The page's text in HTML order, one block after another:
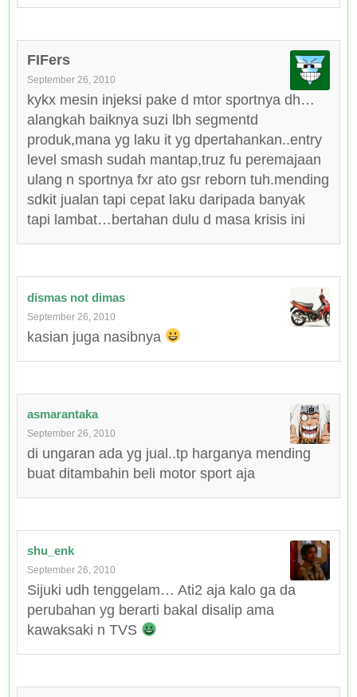
FIFers
September 26, 2010
kykx mesin injeksi pake d mtor sportnya dh…
alangkah baiknya suzi lbh segmentd
produk,mana yg laku it yg dpertahankan..entry
level smash sudah mantap,truz fu peremajaan
ulang n sportnya fxr ato gsr reborn tuh.mending
sdkit jualan tapi cepat laku daripada banyak
tapi lambat…bertahan dulu d masa krisis ini
dismas not dimas
September 26, 2010
kasian juga nasibnya
asmarantaka
September 26, 2010
di ungaran ada yg jual..tp harganya mending
buat ditambahin beli motor sport aja
shu_enk
September 26, 2010
Sijuki udh tenggelam… Ati2 aja kalo ga da
perubahan yg berarti bakal disalip ama
kawaksaki n TVS